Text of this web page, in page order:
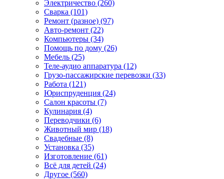
Электричество (260)
Сварка (101)
Ремонт (разное) (97)
Авто-ремонт (22)
Компьютеры (34)
Помощь по дому (26)
Мебель (25)
Теле-аудио аппаратура (12)
Грузо-пассажирские перевозки (33)
Работа (121)
Юриспруденция (24)
Салон красоты (7)
Кулинария (4)
Переводчики (6)
Животный мир (18)
Свадебные (8)
Установка (35)
Изготовление (61)
Всё для детей (24)
Другое (560)